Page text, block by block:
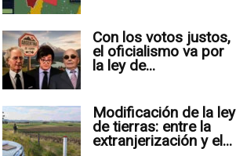
Con los votos justos,
el oficialismo va por
la ley de...
Modificación de la ley
de tierras: entre la
extranjerización y el...